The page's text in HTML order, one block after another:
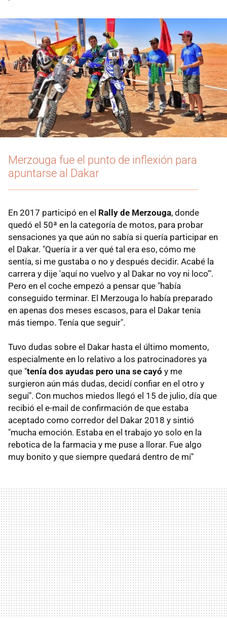
Merzouga fue el punto de inflexión para
apuntarse al Dakar
En 2017 participó en el Rally de Merzouga, donde
quedó el 50ª en la categoría de motos, para probar
sensaciones ya que aún no sabía si quería participar en
el Dakar. "Quería ir a ver qué tal era eso, cómo me
sentía, si me gustaba o no y después decidir. Acabé la
carrera y dije 'aquí no vuelvo y al Dakar no voy ni loco'".
Pero en el coche empezó a pensar que "había
conseguido terminar. El Merzouga lo había preparado
en apenas dos meses escasos, para el Dakar tenía
más tiempo. Tenía que seguir".
Tuvo dudas sobre el Dakar hasta el último momento,
especialmente en lo relativo a los patrocinadores ya
que "tenía dos ayudas pero una se cayó y me
surgieron aún más dudas, decidí confiar en el otro y
seguí". Con muchos miedos llegó el 15 de julio, día que
recibió el e-mail de confirmación de que estaba
aceptado como corredor del Dakar 2018 y sintió
"mucha emoción. Estaba en el trabajo yo solo en la
rebotica de la farmacia y me puse a llorar. Fue algo
muy bonito y que siempre quedará dentro de mí"